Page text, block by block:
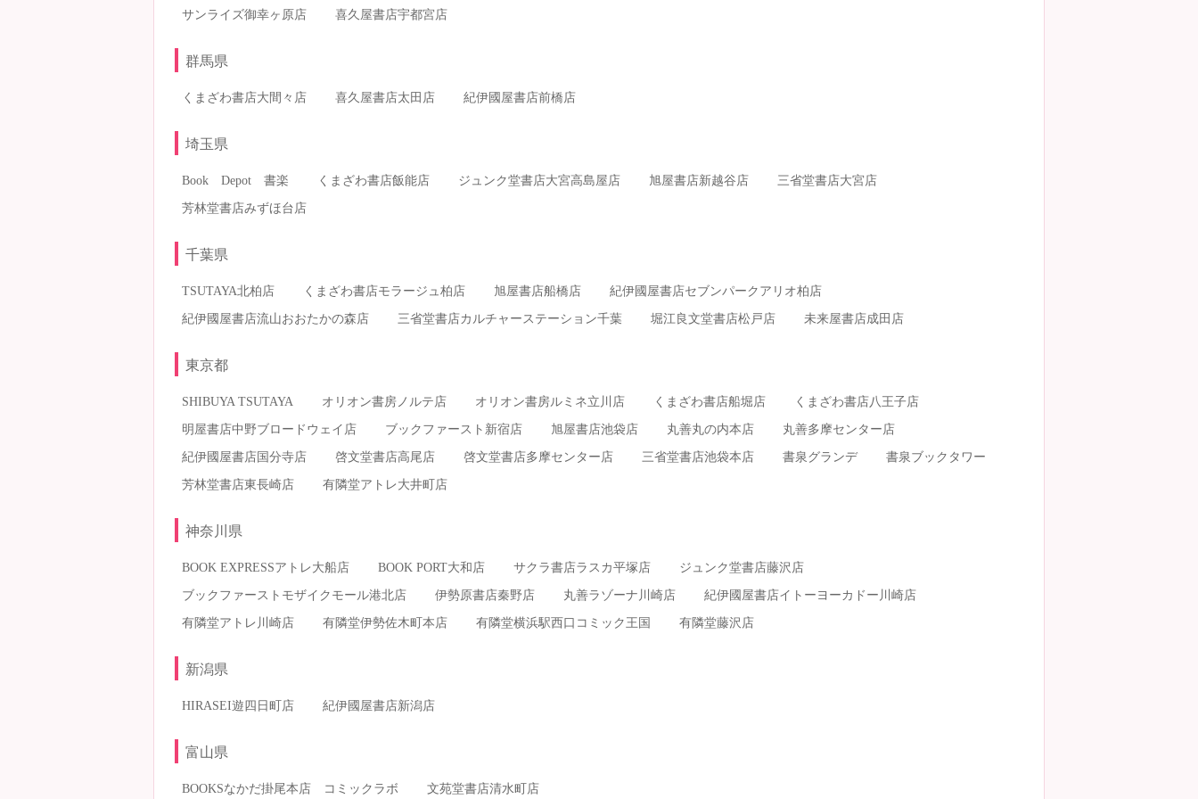
サンライズ御幸ヶ原店 喜久屋書店宇都宮店
群馬県
くまざわ書店大間々店 喜久屋書店太田店 紀伊國屋書店前橋店
埼玉県
Book Depot 書楽 くまざわ書店飯能店 ジュンク堂書店大宮高島屋店 旭屋書店新越谷店 三省堂書店大宮店
芳林堂書店みずほ台店
千葉県
TSUTAYA北柏店 くまざわ書店モラージュ柏店 旭屋書店船橋店 紀伊國屋書店セブンパークアリオ柏店
紀伊國屋書店流山おおたかの森店 三省堂書店カルチャーステーション千葉 堀江良文堂書店松戸店 未来屋書店成田店
東京都
SHIBUYA TSUTAYA オリオン書房ノルテ店 オリオン書房ルミネ立川店 くまざわ書店船堀店 くまざわ書店八王子店
明屋書店中野ブロードウェイ店 ブックファースト新宿店 旭屋書店池袋店 丸善丸の内本店 丸善多摩センター店
紀伊國屋書店国分寺店 啓文堂書店高尾店 啓文堂書店多摩センター店 三省堂書店池袋本店 書泉グランデ 書泉ブックタワー
芳林堂書店東長崎店 有隣堂アトレ大井町店
神奈川県
BOOK EXPRESSアトレ大船店 BOOK PORT大和店 サクラ書店ラスカ平塚店 ジュンク堂書店藤沢店
ブックファーストモザイクモール港北店 伊勢原書店秦野店 丸善ラゾーナ川崎店 紀伊國屋書店イトーヨーカドー川崎店
有隣堂アトレ川崎店 有隣堂伊勢佐木町本店 有隣堂横浜駅西口コミック王国 有隣堂藤沢店
新潟県
HIRASEI遊四日町店 紀伊國屋書店新潟店
富山県
BOOKSなかだ掛尾本店 コミックラボ 文苑堂書店清水町店